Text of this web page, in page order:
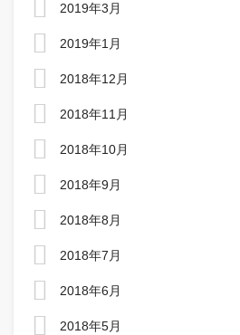
2019年3月
2019年1月
2018年12月
2018年11月
2018年10月
2018年9月
2018年8月
2018年7月
2018年6月
2018年5月